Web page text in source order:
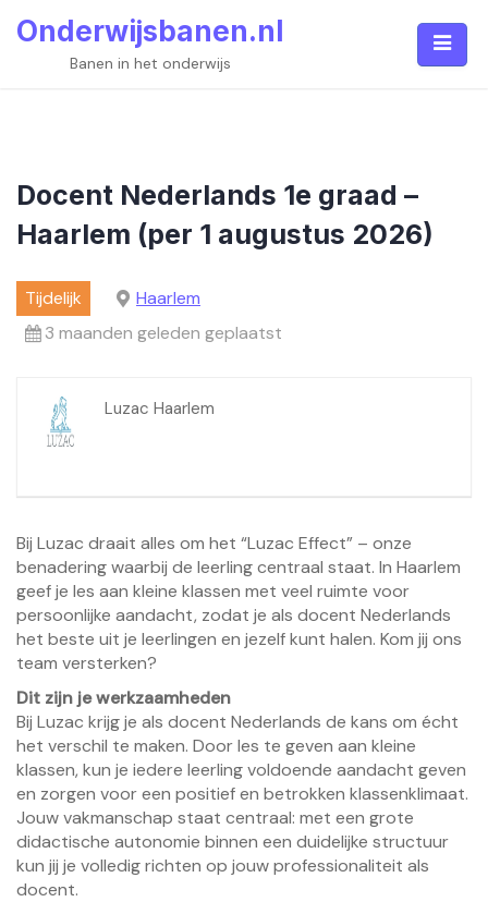
Onderwijsbanen.nl
Banen in het onderwijs
Docent Nederlands 1e graad –
Haarlem (per 1 augustus 2026)
Tijdelijk
Haarlem
3 maanden geleden geplaatst
Luzac Haarlem
Bij Luzac draait alles om het “Luzac Effect” – onze
benadering waarbij de leerling centraal staat. In Haarlem
geef je les aan kleine klassen met veel ruimte voor
persoonlijke aandacht, zodat je als docent Nederlands
het beste uit je leerlingen en jezelf kunt halen. Kom jij ons
team versterken?
Dit zijn je werkzaamheden
Bij Luzac krijg je als docent Nederlands de kans om écht
het verschil te maken. Door les te geven aan kleine
klassen, kun je iedere leerling voldoende aandacht geven
en zorgen voor een positief en betrokken klassenklimaat.
Jouw vakmanschap staat centraal: met een grote
didactische autonomie binnen een duidelijke structuur
kun jij je volledig richten op jouw professionaliteit als
docent.